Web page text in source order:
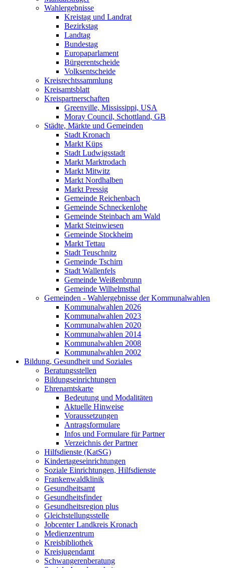
Wahlergebnisse
Kreistag und Landrat
Bezirkstag
Landtag
Bundestag
Europaparlament
Bürgerentscheide
Volksentscheide
Kreisrechtssammlung
Kreisamtsblatt
Kreispartnerschaften
Greenville, Mississippi, USA
Moray Council, Schottland, GB
Städte, Märkte und Gemeinden
Stadt Kronach
Markt Küps
Stadt Ludwigsstadt
Markt Marktrodach
Markt Mitwitz
Markt Nordhalben
Markt Pressig
Gemeinde Reichenbach
Gemeinde Schneckenlohe
Gemeinde Steinbach am Wald
Markt Steinwiesen
Gemeinde Stockheim
Markt Tettau
Stadt Teuschnitz
Gemeinde Tschirn
Stadt Wallenfels
Gemeinde Weißenbrunn
Gemeinde Wilhelmsthal
Gemeinden - Wahlergebnisse der Kommunalwahlen
Kommunalwahlen 2026
Kommunalwahlen 2023
Kommunalwahlen 2020
Kommunalwahlen 2014
Kommunalwahlen 2008
Kommunalwahlen 2002
Bildung, Gesundheit und Soziales
Beratungsstellen
Bildungseinrichtungen
Ehrenamtskarte
Bedeutung und Modalitäten
Aktuelle Hinweise
Voraussetzungen
Antragsformulare
Infos und Formulare für Partner
Verzeichnis der Partner
Hilfsdienste (KatSG)
Kindertageseinrichtungen
Soziale Einrichtungen, Hilfsdienste
Frankenwaldklinik
Gesundheitsamt
Gesundheitsfinder
Gesundheitsregion plus
Gleichstellungsstelle
Jobcenter Landkreis Kronach
Medienzentrum
Kreisbibliothek
Kreisjugendamt
Schwangerenberatung